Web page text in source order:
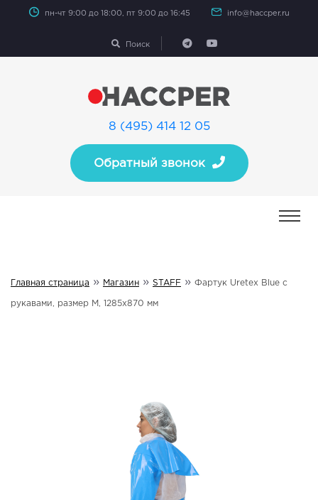
пн-чт 9:00 до 18:00, пт 9:00 до 16:45 info@haccper.ru
Поиск
8 (495) 414 12 05
Обратный звонок
Главная страница » Магазин » STAFF » Фартук Uretex Blue с
рукавами, размер M, 1285х870 мм